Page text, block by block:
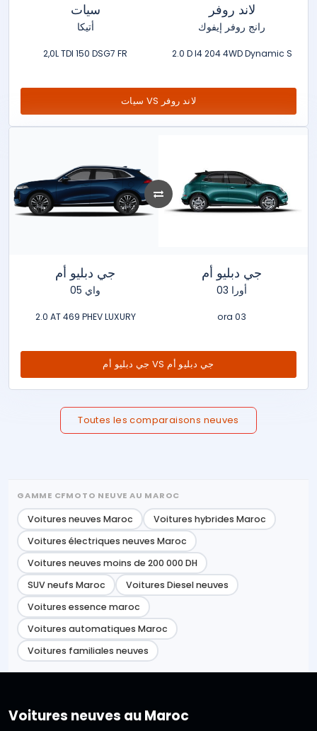
سيات
أتيكا
2,0L TDI 150 DSG7 FR
لاند روفر
رانج روفر إيفوك
2.0 D I4 204 4WD Dynamic S
سيات VS لاند روفر
جي دبليو أم
واي 05
2.0 AT 469 PHEV LUXURY
جي دبليو أم
أورا 03
ora 03
جي دبليو أم VS جي دبليو أم
Toutes les comparaisons neuves
GAMME CFMOTO NEUVE AU MAROC
Voitures neuves Maroc
Voitures hybrides Maroc
Voitures électriques neuves Maroc
Voitures neuves moins de 200 000 DH
SUV neufs Maroc
Voitures Diesel neuves
Voitures essence maroc
Voitures automatiques Maroc
Voitures familiales neuves
Voitures neuves au Maroc